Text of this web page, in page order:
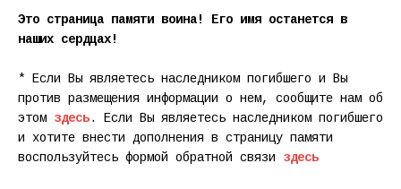
Это страница памяти воина! Его имя останется в
наших сердцах!
* Если Вы являетесь наследником погибшего и Вы
против размещения информации о нем, сообщите нам об
этом здесь. Если Вы являетесь наследником погибшего
и хотите внести дополнения в страницу памяти
воспользуйтесь формой обратной связи здесь